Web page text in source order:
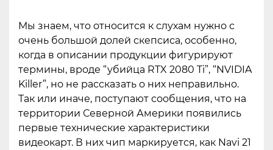
Мы знаем, что относится к слухам нужно с
очень большой долей скепсиса, особенно,
когда в описании продукции фигурируют
термины, вроде “убийца RTX 2080 Ti”, “NVIDIA
Killer”, но не рассказать о них неправильно.
Так или иначе, поступают сообщения, что на
территории Северной Америки появились
первые технические характеристики
видеокарт. В них чип маркируется, как Navi 21